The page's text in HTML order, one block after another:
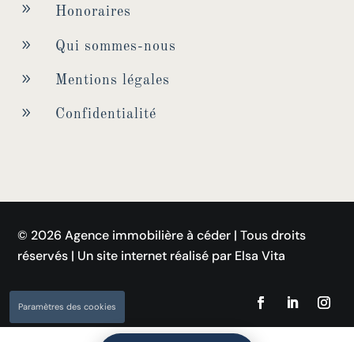
Paramètres des cookies
9 Honoraires
9 Qui sommes-nous
9 Mentions légales
9 Confidentialité
© 2026 Agence immobilière à céder | Tous droits
réservés | Un site internet réalisé par Elsa Vita